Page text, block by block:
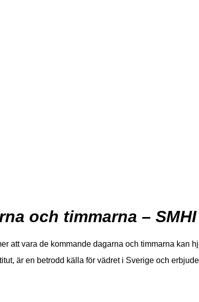
och timmarna – SMHI
att vara de kommande dagarna och timmarna kan
är en betrodd källa för vädret i Sverige och